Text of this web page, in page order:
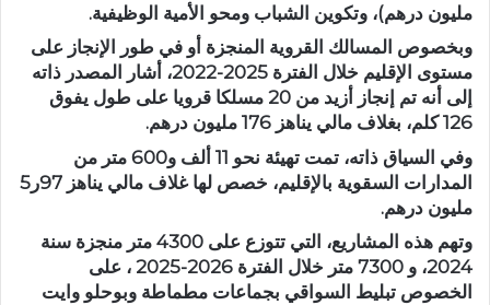
مليون درهم)، وتكوين الشباب ومحو الأمية الوظيفية.
وبخصوص المسالك القروية المنجزة أو في طور الإنجاز على
مستوى الإقليم خلال الفترة 2025-2022، أشار المصدر ذاته
إلى أنه تم إنجاز أزيد من 20 مسلكا قرويا على طول يفوق
126 كلم، بغلاف مالي يناهز 176 مليون درهم.
وفي السياق ذاته، تمت تهيئة نحو 11 ألف و600 متر من
المدارات السقوية بالإقليم، خصص لها غلاف مالي يناهز 97ر5
مليون درهم.
وتهم هذه المشاريع، التي تتوزع على 4300 متر منجزة سنة
2024، و 7300 متر خلال الفترة 2026-2025 ، على
الخصوص تبليط السواقي بجماعات مطماطة وبوحلو وايت